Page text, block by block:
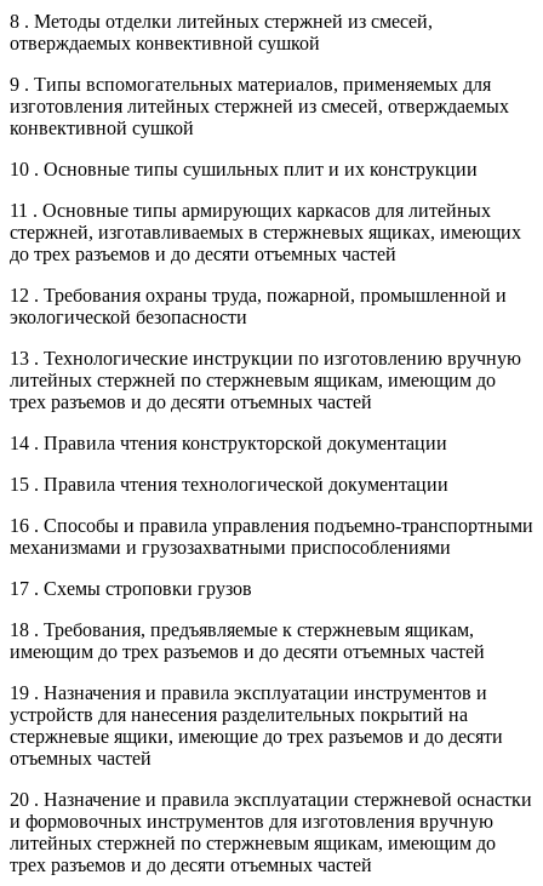
8 . Методы отделки литейных стержней из смесей,
отверждаемых конвективной сушкой
9 . Типы вспомогательных материалов, применяемых для
изготовления литейных стержней из смесей, отверждаемых
конвективной сушкой
10 . Основные типы сушильных плит и их конструкции
11 . Основные типы армирующих каркасов для литейных
стержней, изготавливаемых в стержневых ящиках, имеющих
до трех разъемов и до десяти отъемных частей
12 . Требования охраны труда, пожарной, промышленной и
экологической безопасности
13 . Технологические инструкции по изготовлению вручную
литейных стержней по стержневым ящикам, имеющим до
трех разъемов и до десяти отъемных частей
14 . Правила чтения конструкторской документации
15 . Правила чтения технологической документации
16 . Способы и правила управления подъемно-транспортными
механизмами и грузозахватными приспособлениями
17 . Схемы строповки грузов
18 . Требования, предъявляемые к стержневым ящикам,
имеющим до трех разъемов и до десяти отъемных частей
19 . Назначения и правила эксплуатации инструментов и
устройств для нанесения разделительных покрытий на
стержневые ящики, имеющие до трех разъемов и до десяти
отъемных частей
20 . Назначение и правила эксплуатации стержневой оснастки
и формовочных инструментов для изготовления вручную
литейных стержней по стержневым ящикам, имеющим до
трех разъемов и до десяти отъемных частей